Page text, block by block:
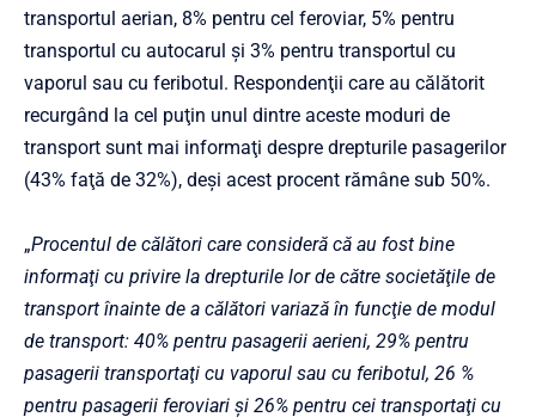
transportul aerian, 8% pentru cel feroviar, 5% pentru
transportul cu autocarul şi 3% pentru transportul cu
vaporul sau cu feribotul. Respondenţii care au călătorit
recurgând la cel puţin unul dintre aceste moduri de
transport sunt mai informaţi despre drepturile pasagerilor
(43% faţă de 32%), deşi acest procent rămâne sub 50%.
„Procentul de călători care consideră că au fost bine
informaţi cu privire la drepturile lor de către societăţile de
transport înainte de a călători variază în funcţie de modul
de transport: 40% pentru pasagerii aerieni, 29% pentru
pasagerii transportaţi cu vaporul sau cu feribotul, 26 %
pentru pasagerii feroviari şi 26% pentru cei transportaţi cu